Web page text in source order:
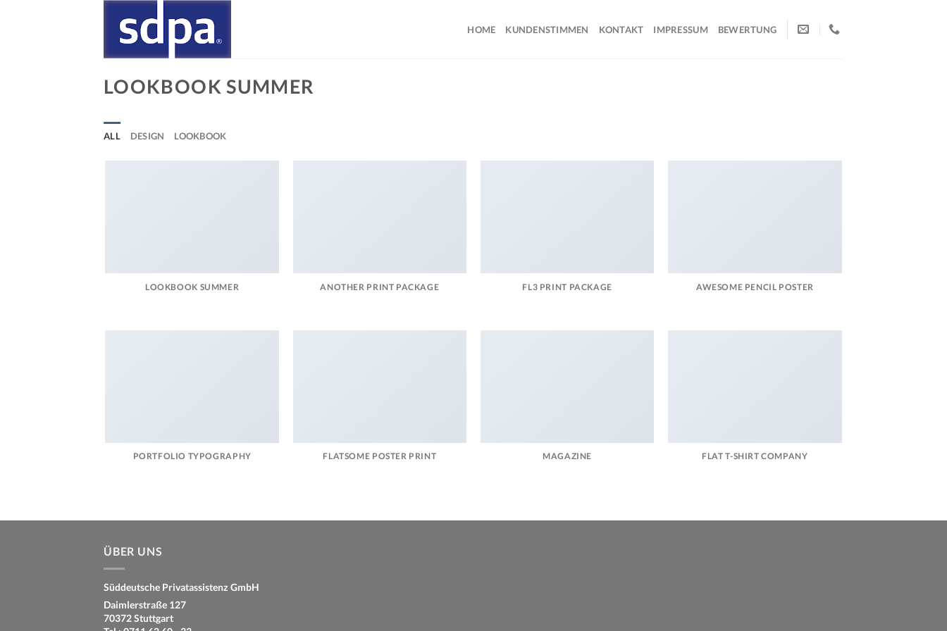
HOME KUNDENSTIMMEN KONTAKT IMPRESSUM BEWERTUNG
LOOKBOOK SUMMER
ALL DESIGN LOOKBOOK
LOOKBOOK SUMMER ANOTHER PRINT PACKAGE FL3 PRINT PACKAGE AWESOME PENCIL POSTER
PORTFOLIO TYPOGRAPHY FLATSOME POSTER PRINT MAGAZINE FLAT T-SHIRT COMPANY
ÜBER UNS
Süddeutsche Privatassistenz GmbH
Daimlerstraße 127
70372 Stuttgart